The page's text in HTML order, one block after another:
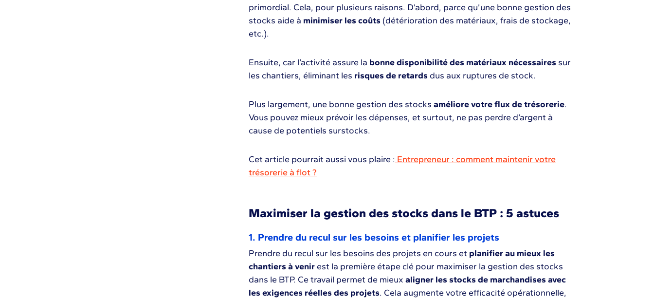
primordial. Cela, pour plusieurs raisons. D’abord, parce qu’une bonne gestion des
stocks aide à minimiser les coûts (détérioration des matériaux, frais de stockage,
etc.).
Ensuite, car l’activité assure la bonne disponibilité des matériaux nécessaires sur
les chantiers, éliminant les risques de retards dus aux ruptures de stock.
Plus largement, une bonne gestion des stocks améliore votre flux de trésorerie.
Vous pouvez mieux prévoir les dépenses, et surtout, ne pas perdre d’argent à
cause de potentiels surstocks.
Cet article pourrait aussi vous plaire : Entrepreneur : comment maintenir votre
trésorerie à flot ?
Maximiser la gestion des stocks dans le BTP : 5 astuces
1. Prendre du recul sur les besoins et planifier les projets
Prendre du recul sur les besoins des projets en cours et planifier au mieux les
chantiers à venir est la première étape clé pour maximiser la gestion des stocks
dans le BTP. Ce travail permet de mieux aligner les stocks de marchandises avec
les exigences réelles des projets. Cela augmente votre efficacité opérationnelle,